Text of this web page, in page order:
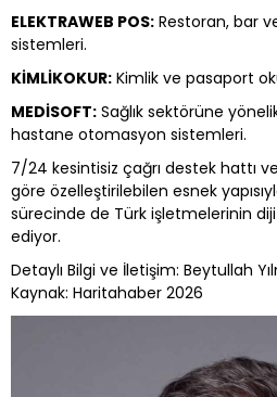
ELEKTRAWEB POS: Restoran, bar
sistemleri.
KİMLİKOKUR: Kimlik ve pasaport
MEDİSOFT: Sağlık sektörüne
hastane otomasyon sistemleri.
7/24 kesintisiz çağrı destek hattı
göre özelleştirilebilen esnek
sürecinde de Türk işletmelerinin
ediyor.
Detaylı Bilgi ve İletişim: Beytullah
Kaynak: Haritahaber 2026